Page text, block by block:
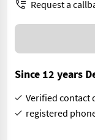
Request a
Since 12 years
Verified contact
registered